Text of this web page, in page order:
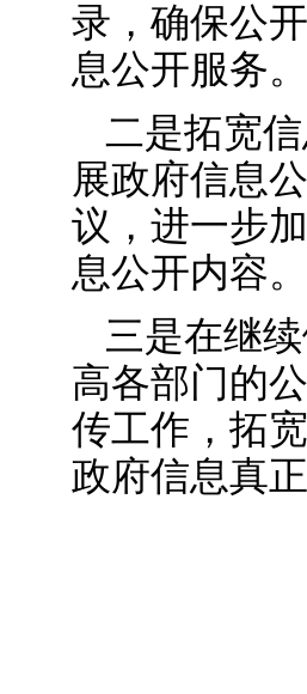
录，确保公
息公开服务。
二是拓宽
展政府信息
议，进一步
息公开内容。
三是在继
高各部门的
传工作，拓
政府信息真